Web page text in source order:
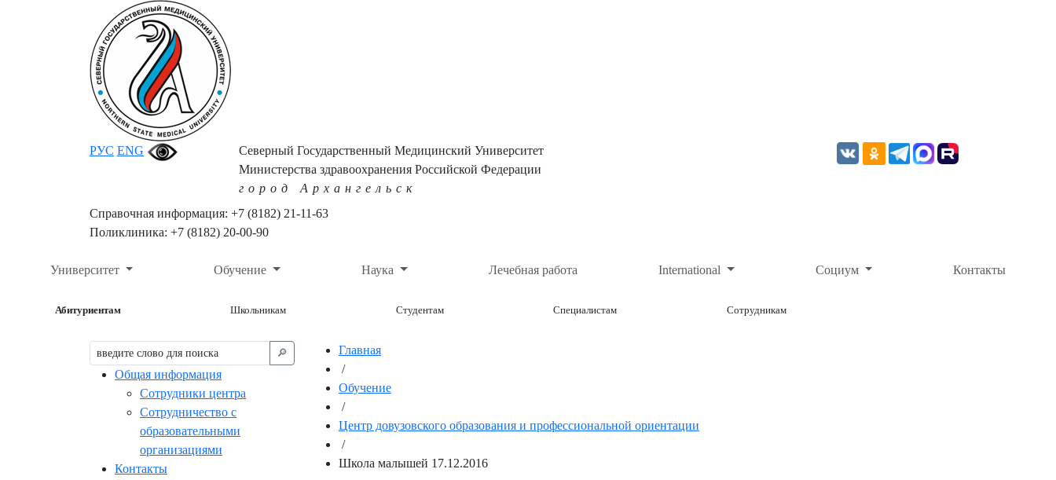
РУС ENG
Северный Государственный Медицинский Университет
Министерства здравоохранения Российской Федерации
город Архангельск
Справочная информация: +7 (8182) 21-11-63
Поликлиника: +7 (8182) 20-00-90
Университет Обучение Наука Лечебная работа International Социум Контакты
Абитуриентам Школьникам Студентам Специалистам Сотрудникам
🔎︎
Общая информация
Сотрудники центра
Сотрудничество с
образовательными
организациями
Контакты
Главная
/
Обучение
/
Центр довузовского образования и профессиональной ориентации
/
Школа малышей 17.12.2016